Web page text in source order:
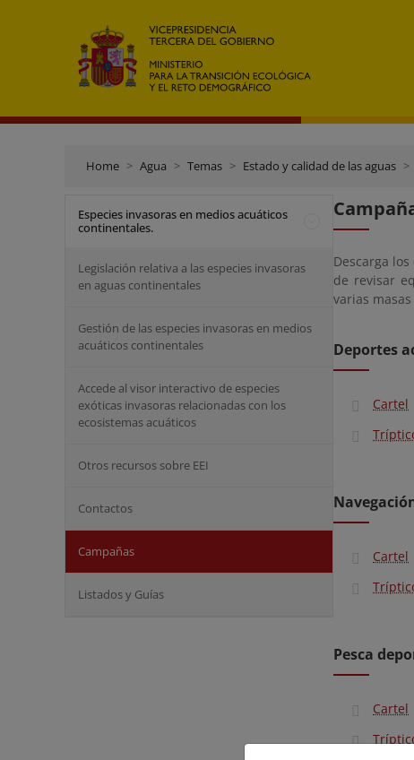
Home Agua Temas Estado y calidad de las aguas
Especies invasoras en medios acuáticos
continentales.
Legislación relativa a las especies invasoras
en aguas continentales
Gestión de las especies invasoras en medios
acuáticos continentales
Accede al visor interactivo de especies
exóticas invasoras relacionadas con los
ecosistemas acuáticos
Otros recursos sobre EEI
Contactos
Campañas
Listados y Guías
Descarga los
de revisar
varias
Deportes
Cartel
Cartel
Pesca
Cartel